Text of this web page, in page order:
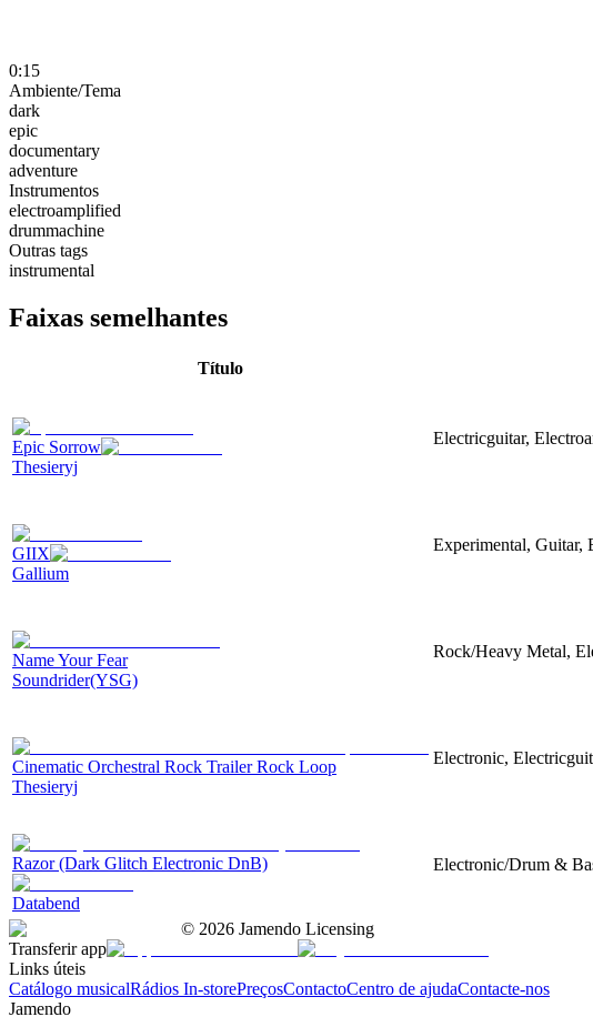
0:15
Ambiente/Tema
dark
epic
documentary
adventure
Instrumentos
electroamplified
drummachine
Outras tags
instrumental
Faixas semelhantes
Título
Epic Sorrow
Thesieryj
Electricguitar,
GIIX
Gallium
Experimental, Guitar,
Name Your Fear
Soundrider(YSG)
Rock/Heavy Metal,
Cinematic Orchestral Rock Trailer Rock Loop
Thesieryj
Electronic,
Razor (Dark Glitch Electronic DnB)
Databend
Electronic/Drum &
© 2026 Jamendo Licensing
Transferir app
Links úteis
Catálogo musicalRádios In-storePreçosContactoCentro de ajudaContacte-nos
Jamendo